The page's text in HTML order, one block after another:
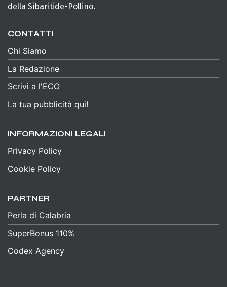
della Sibaritide-Pollino.
CONTATTI
Chi Siamo
La Redazione
Scrivi a l'ECO
La tua pubblicità qui!
INFORMAZIONI LEGALI
Privacy Policy
Cookie Policy
PARTNER
Perla di Calabria
SuperBonus 110%
Codex Agency